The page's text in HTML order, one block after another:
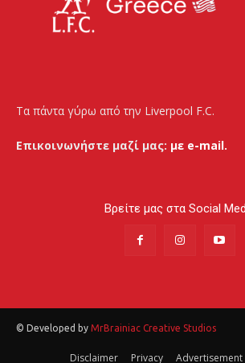
Τα πάντα γύρω από την Liverpool F.C.
Επικοινωνήστε μαζί μας: με e-mail.
Βρείτε μας στα Social
© Developed by MrBrainiac Creative Studios
Disclaimer Privacy Advertisement